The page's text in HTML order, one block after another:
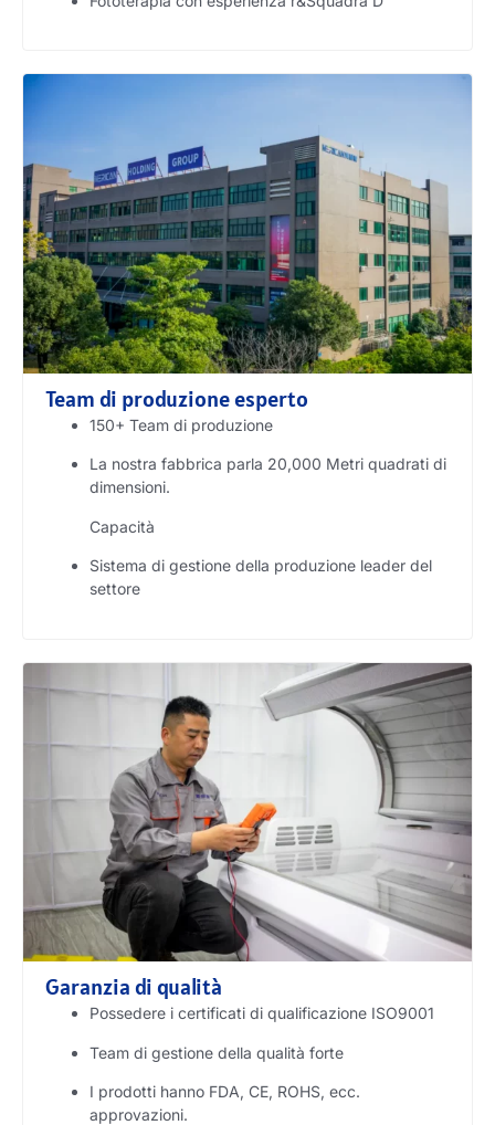
Team di produzione esperto
150+ Team di produzione
La nostra fabbrica parla 20,000 Metri quadrati di
dimensioni.
Capacità
Sistema di gestione della produzione leader del
settore
Garanzia di qualità
Possedere i certificati di qualificazione ISO9001
Team di gestione della qualità forte
I prodotti hanno FDA, CE, ROHS, ecc.
approvazioni.